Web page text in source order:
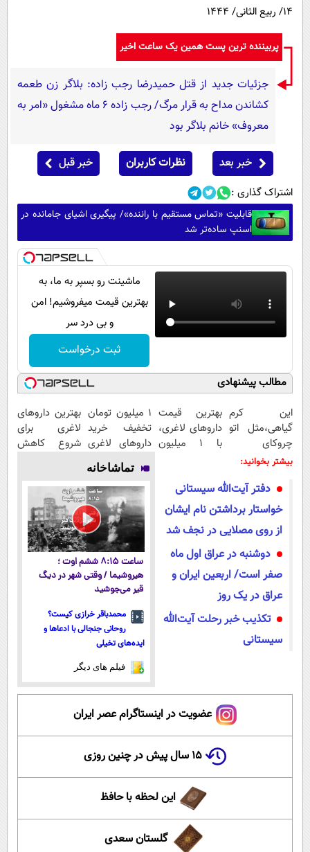
۱۴/ ربیع الثانی/ ۱۴۴۴
پربیننده ترین پست همین یک ساعت اخیر
جزئیات جدید از قتل حمیدرضا رجب زاده: بلاگر زن طعمه
کشاندن مداح به قرار مرگ/ رجب زاده 6 ماه مشغول «امر به
معروف» خانم بلاگر بود
خبر بعد نظرات کاربران خبر قبل
اشتراک گذاری :
قابلیت «تماس مستقیم با راننده»/ پیگیری اشیای جامانده در
اسنپ ساده‌تر شد
ماشینت رو بسپر به ما، به
بهترین قیمت میفروشیم! امن
و بی درد سر
ثبت درخواست
مطالب پیشنهادی
این کرم
گیاهی،مثل اتو
چروکای
پوستتوصاف
بهترین قیمت
داروهای لاغری،
با ۱ میلیون
1 میلیون تومان
تخفیف خرید
داروهای لاغری
با ارسال از
داروخانه و پک
یخ!
بهترین داروهای
لاغری برای
شروع کاهش
نزدیکت!
بیشتر بخوانید:
دفتر آیت‌الله سیستانی
خواستار برداشتن نام ایشان
از روی مصلایی در نجف شد
دوشنبه در عراق اول ماه
صفر است/ اربعین ایران و
عراق در یک روز
تکذیب خبر رحلت آیت‌الله
سیستانی
تماشاخانه
ساعت ۸:۱۵ ششم اوت ؛
هیروشیما / وقتی شهر در دیگ
قیر می‌جوشید
محمدباقر خرازی کیست؟
روحانی جنجالی با ادعاها و
ایده‌های تخیلی
فیلم های دیگر
عضویت در اینستاگرام عصر ایران
۱۵ سال پیش در چنین روزی
این لحظه با حافظ
گلستان سعدی